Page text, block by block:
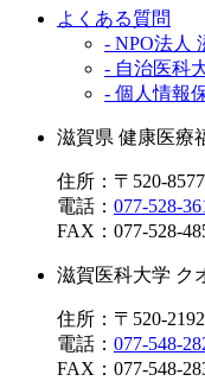
よくある質問
- NPO法人
- 自治医科
- 個人情報
滋賀県 健康医療
住所：〒520-
電話： 077-528-
FAX： 077-528-
滋賀医科大学 ク
住所：〒520-
電話： 077-548-
FAX： 077-548-